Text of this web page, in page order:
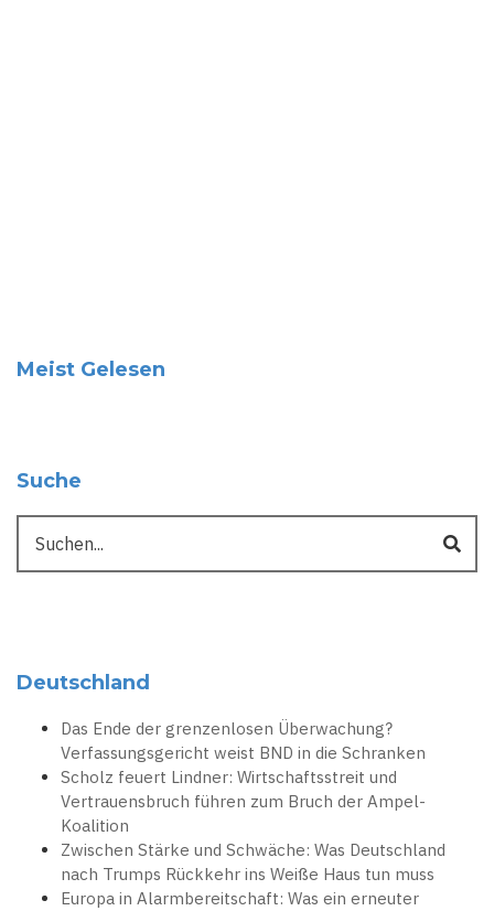
Meist Gelesen
Suche
Deutschland
Das Ende der grenzenlosen Überwachung?
Verfassungsgericht weist BND in die Schranken
Scholz feuert Lindner: Wirtschaftsstreit und
Vertrauensbruch führen zum Bruch der Ampel-
Koalition
Zwischen Stärke und Schwäche: Was Deutschland
nach Trumps Rückkehr ins Weiße Haus tun muss
Europa in Alarmbereitschaft: Was ein erneuter